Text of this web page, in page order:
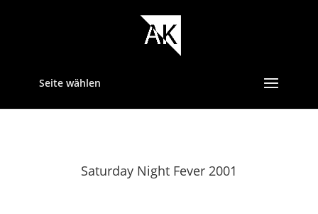
Seite wählen
Saturday Night Fever 2001